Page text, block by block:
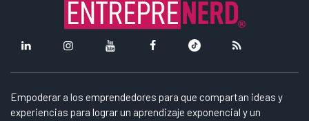
Empoderar a los emprendedores para que compartan ideas y
experiencias para lograr un aprendizaje exponencial y un